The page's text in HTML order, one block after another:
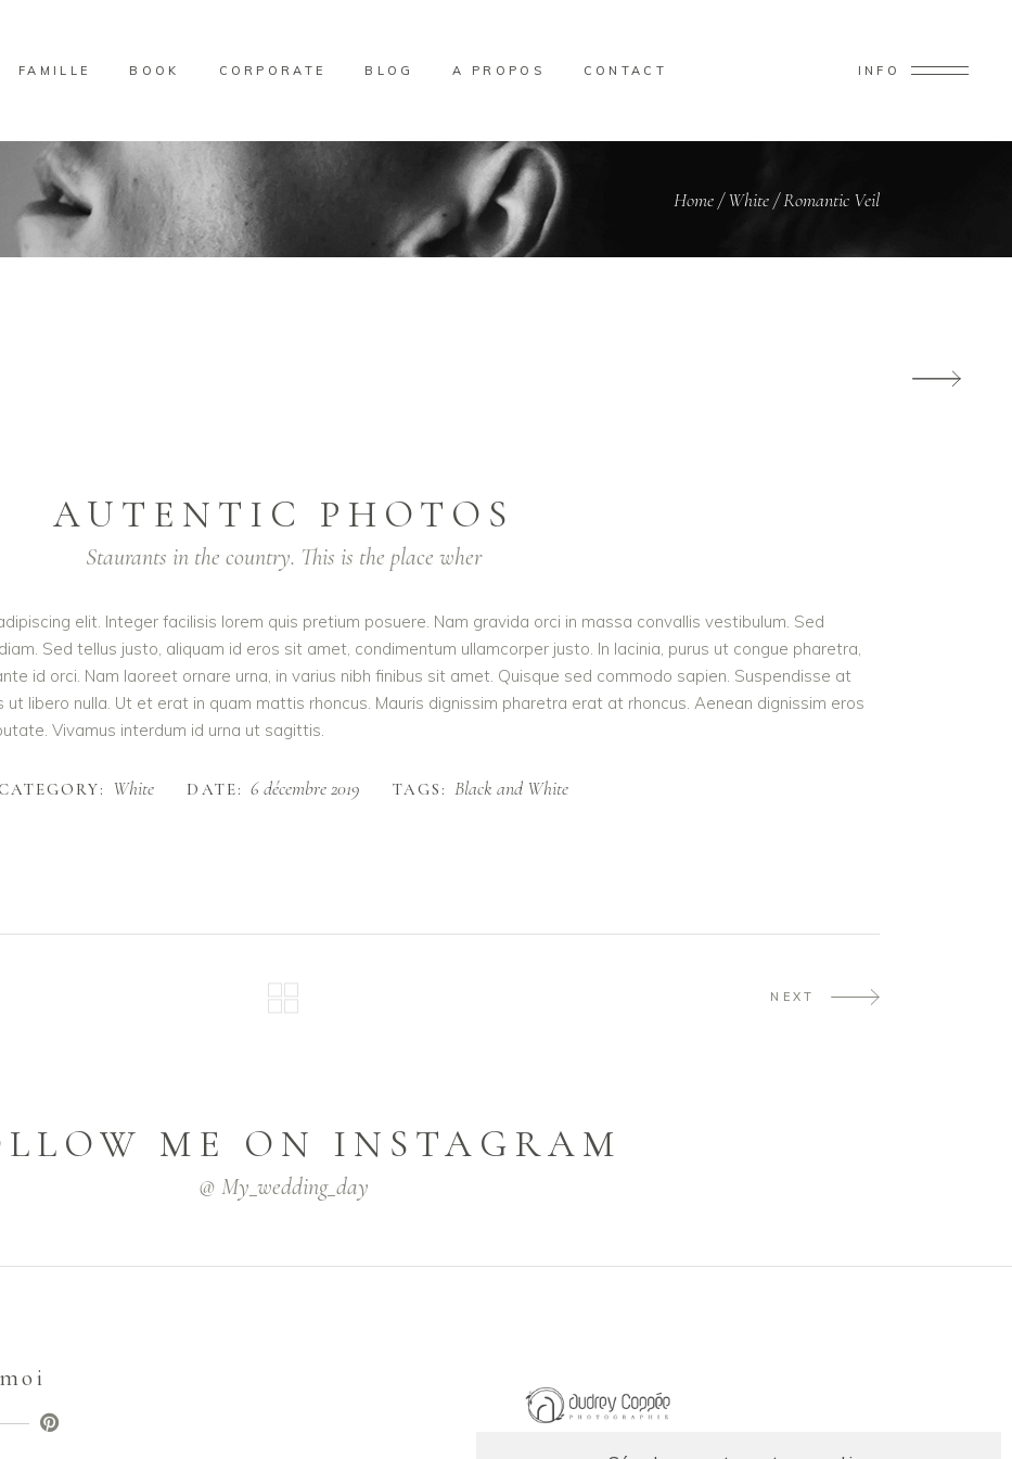
FAMILLE BOOK CORPORATE BLOG A PROPOS CONTACT INFO
Home/White/Romantic Veil
AUTENTIC PHOTOS
Staurants in the country. This is the place wher
elit. Integer facilisis lorem quis pretium posuere. Nam gravida orci in massa convallis vestibulum. Sed
Sed tellus justo, aliquam id eros sit amet, condimentum ullamcorper justo. In lacinia, purus ut congue pharetra,
id orci. Nam laoreet ornare urna, in varius nibh finibus sit amet. Quisque sed commodo sapien. Suspendisse at
libero nulla. Ut et erat in quam mattis rhoncus. Mauris dignissim pharetra erat at rhoncus. Aenean dignissim eros
Vivamus interdum id urna ut sagittis.
White DATE: 6 décembre 2019 TAGS: Black and White
NEXT
ME ON INSTAGRAM
@ My_wedding_day